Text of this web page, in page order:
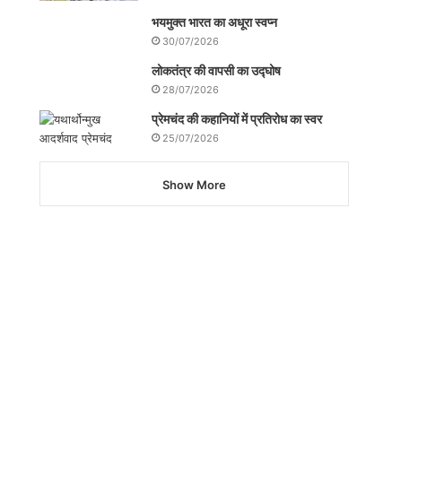
भयमुक्त भारत का अधूरा स्वप्न
30/07/2026
लोकतंत्र की वापसी का उद्घोष
28/07/2026
प्रेमचंद की कहानियों में प्रतिरोध का स्वर
25/07/2026
Show More